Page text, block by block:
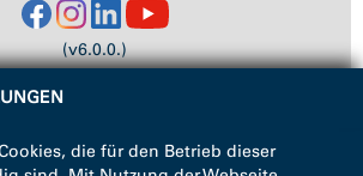
(v6.0.0.)
die für den Betrieb dieser